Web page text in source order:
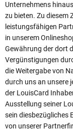
Unternehmens
zu bieten. Zu diesem
leistungsfähigen
in unserem
Gewährung der dort
Vergünstigungen
die Weitergabe von
durch uns an unsere
der LouisCard
Ausstellung seiner
sein diesbezügliches
von unserer